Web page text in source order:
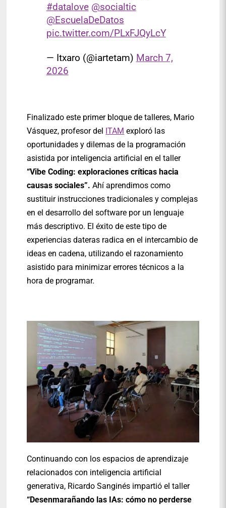
#datalove @socialtic
@EscuelaDeDatos
pic.twitter.com/PLxFJQyLcY
— Itxaro (@iartetam) March 7,
2026
Finalizado este primer bloque de talleres, Mario
Vásquez, profesor del
ITAM exploró las
oportunidades y dilemas de la programación
asistida por inteligencia artificial en el taller
“Vibe Coding: exploraciones críticas hacia
causas sociales”. Ahí aprendimos como
sustituir instrucciones tradicionales y complejas
en el desarrollo del software por un lenguaje
más descriptivo. El éxito de este tipo de
experiencias dateras radica en el intercambio de
ideas en cadena, utilizando el razonamiento
asistido para minimizar errores técnicos a la
hora de programar.
Continuando con los espacios de aprendizaje
relacionados con inteligencia artificial
generativa, Ricardo Sanginés impartió el taller
“Desenmarañando las IAs: cómo no perderse